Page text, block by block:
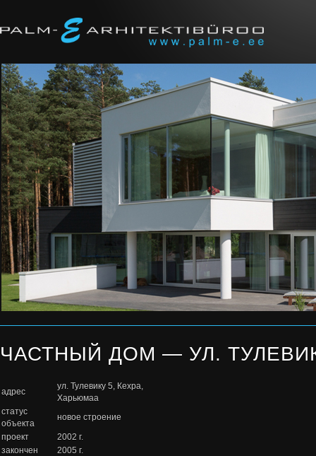
ЧАСТНЫЙ ДОМ — УЛ.
адрес
ул. Тулевику 5, Кехра,
Харьюмаа
статус
объекта
новое строение
проект
2002 г.
закончен
2005 г.